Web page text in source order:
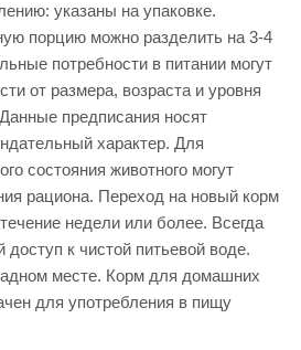
указаны на упаковке.
порцию можно разделить на 3-4
потребности в питании могут
от размера, возраста и уровня
предписания носят
характер. Для
состояния животного могут
рациона. Переход на новый корм
недели или более. Всегда
доступ к чистой питьевой воде.
месте. Корм для домашних
для употребления в пищу